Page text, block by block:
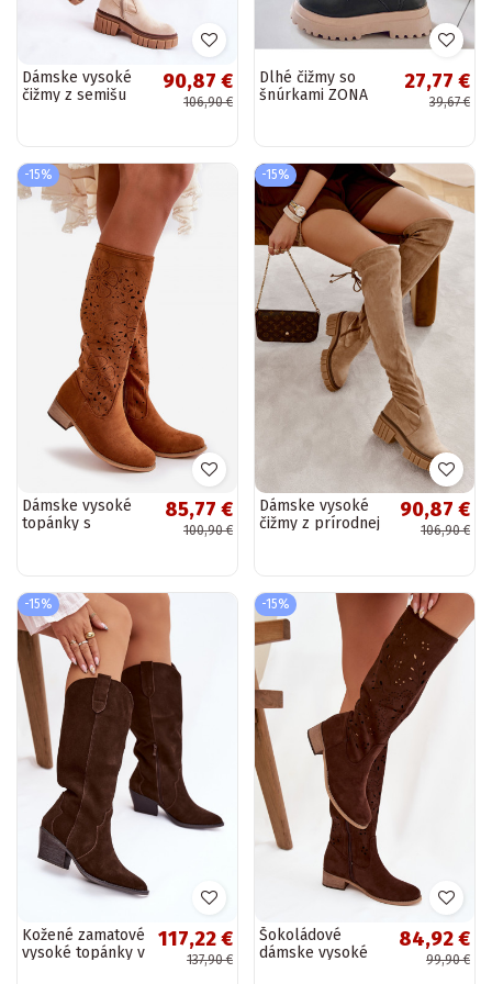
Dámske vysoké
čižmy z semišu
90,87 €
106,90 €
Dlhé čižmy so
šnúrkami ZONA
27,77 €
39,67 €
-15%
Dámske vysoké
topánky s
z umelej
semišovej...
85,77 €
100,90 €
-15%
Dámske vysoké
čižmy z prírodnej
90,87 €
106,90 €
-15%
Kožené zamatové
vysoké topánky v
117,22 €
137,90 €
-15%
Šokoládové
dámske vysoké
84,92 €
99,90 €